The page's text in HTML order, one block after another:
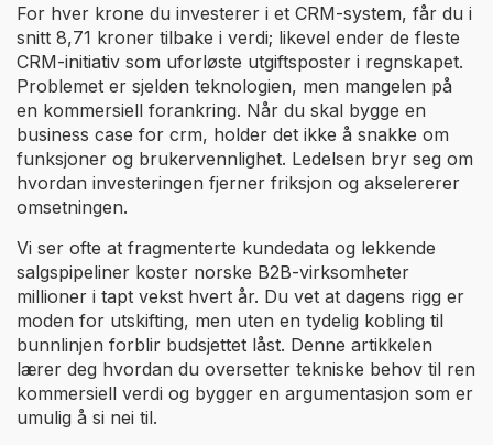
For hver krone du investerer i et CRM-system, får du i
snitt 8,71 kroner tilbake i verdi; likevel ender de fleste
CRM-initiativ som uforløste utgiftsposter i regnskapet.
Problemet er sjelden teknologien, men mangelen på
en kommersiell forankring. Når du skal bygge en
business case for crm, holder det ikke å snakke om
funksjoner og brukervennlighet. Ledelsen bryr seg om
hvordan investeringen fjerner friksjon og akselererer
omsetningen.
Vi ser ofte at fragmenterte kundedata og lekkende
salgspipeliner koster norske B2B-virksomheter
millioner i tapt vekst hvert år. Du vet at dagens rigg er
moden for utskifting, men uten en tydelig kobling til
bunnlinjen forblir budsjettet låst. Denne artikkelen
lærer deg hvordan du oversetter tekniske behov til ren
kommersiell verdi og bygger en argumentasjon som er
umulig å si nei til.